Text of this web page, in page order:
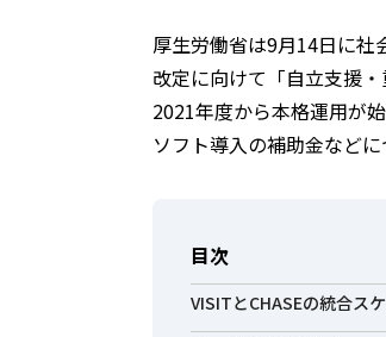
厚生労働省は9月14日に社
改定に向けて「自立支援
2021年度から本格運用が
ソフト導入の補助金などに
目次
VISITとCHASEの統合ス